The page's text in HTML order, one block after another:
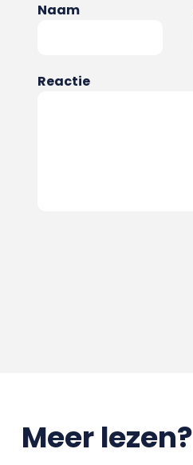
Naam
Reactie
Meer lezen?